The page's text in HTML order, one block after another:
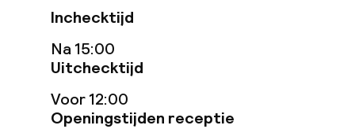
Inchecktijd
Na 15:00
Uitchecktijd
Voor 12:00
Openingstijden receptie